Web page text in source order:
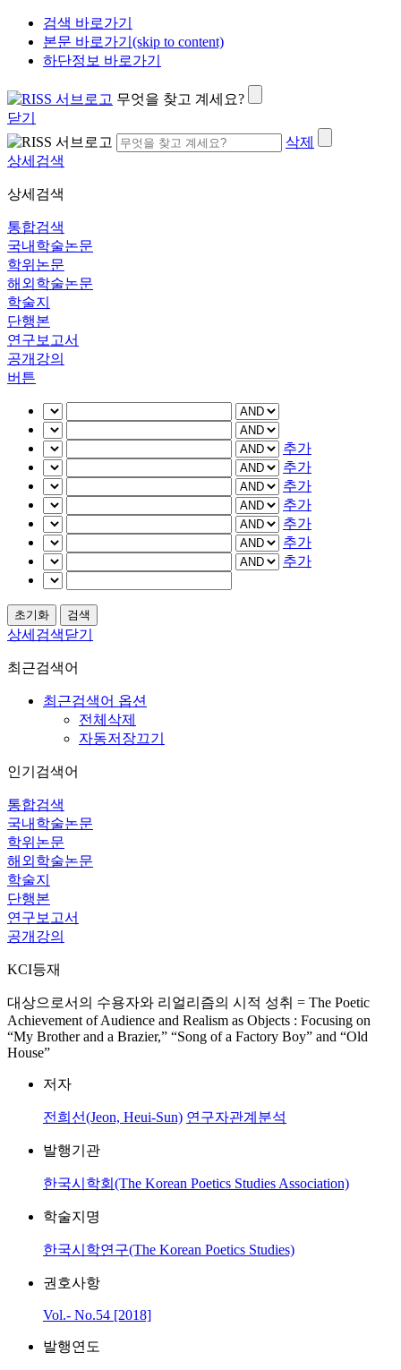
검색 바로가기
본문 바로가기(skip to content)
하단정보 바로가기
무엇을 찾고 계세요?
닫기
삭제
상세검색
상세검색
통합검색
국내학술논문
학위논문
해외학술논문
학술지
단행본
연구보고서
공개강의
버튼
추가
추가
추가
추가
추가
추가
추가
상세검색닫기
최근검색어
최근검색어 옵션
전체삭제
자동저장끄기
인기검색어
통합검색
국내학술논문
학위논문
해외학술논문
학술지
단행본
연구보고서
공개강의
KCI등재
대상으로서의 수용자와 리얼리즘의 시적 성취 = The Poetic
Achievement of Audience and Realism as Objects : Focusing on
“My Brother and a Brazier,” “Song of a Factory Boy” and “Old
House”
저자
전희선(Jeon, Heui-Sun) 연구자관계분석
발행기관
한국시학회(The Korean Poetics Studies Association)
학술지명
한국시학연구(The Korean Poetics Studies)
권호사항
Vol.- No.54 [2018]
발행연도